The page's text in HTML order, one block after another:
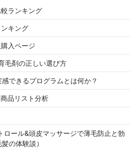
ランキング
キング
入ページ
毛剤の正しい選び方
感できるプログラムとは何か？
品リスト分析
ロール&頭皮マッサージで薄毛防止と勃
の体験談）